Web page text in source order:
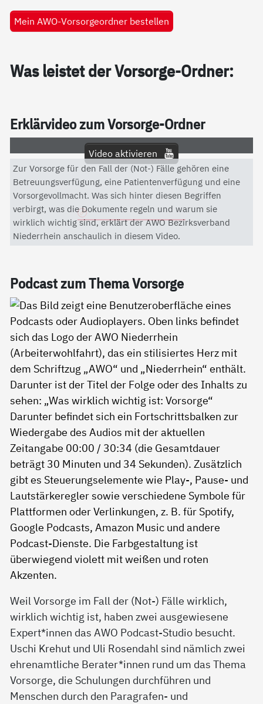
Mein AWO-Vorsorgeordner bestellen
Was leis­tet der Vor­sor­ge-Ord­ner:
Er­klär­vi­deo zum Vor­sor­ge-Ord­ner
Video aktivieren
Mit dem Aktivieren des Videos akzeptieren Sie die
Datenschutzerklärung von YouTube.
Datenschutzerklärung
Zur Vorsorge für den Fall der (Not-) Fälle gehören eine
Betreuungsverfügung, eine Patientenverfügung und eine
Vorsorgevollmacht. Was sich hinter diesen Begriffen
verbirgt, was die Dokumente regeln und warum sie
wirklich wichtig sind, erklärt der AWO Bezirksverband
Niederrhein anschaulich in diesem Video.
Pod­cast zum The­ma Vor­sor­ge
Weil Vorsorge im Fall der (Not-) Fälle wirklich,
wirklich wichtig ist, haben zwei ausgewiesene
Expert*innen das AWO Podcast-Studio besucht.
Uschi Krehut und Uli Rosendahl sind nämlich zwei
ehrenamtliche Berater*innen rund um das Thema
Vorsorge, die Schulungen durchführen und
Menschen durch den Paragrafen- und